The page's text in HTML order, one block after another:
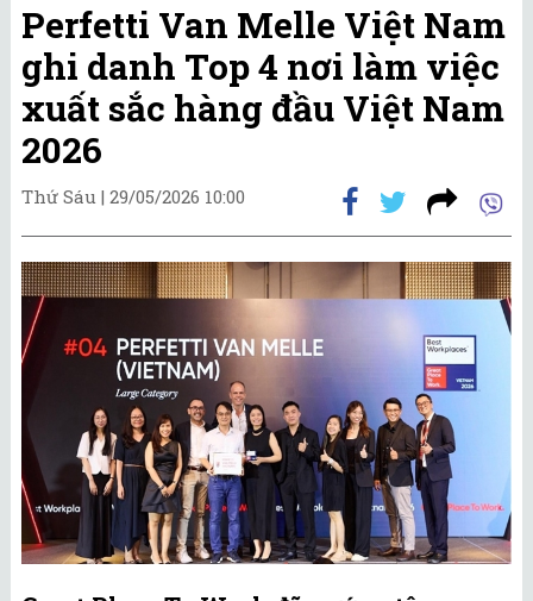
Perfetti Van Melle Việt Nam
ghi danh Top 4 nơi làm việc
xuất sắc hàng đầu Việt Nam
2026
Thứ Sáu | 29/05/2026 10:00